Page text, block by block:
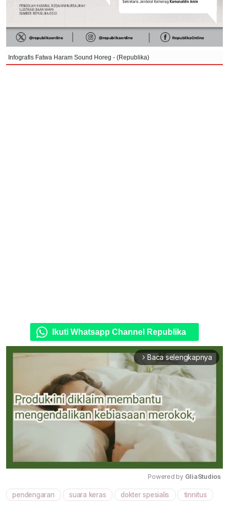
Infografis Fatwa Haram Sound Horeg - (Republika)
Ikuti Whatsapp Channel Republika
arrow_forward_ios Baca selengkapnya
Mute
Powered by GliaStudios
pendengaran suara keras dokter spesialis tinnitus